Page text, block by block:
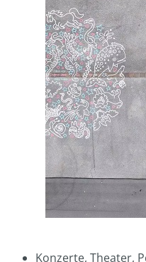
Konzerte, Theater,